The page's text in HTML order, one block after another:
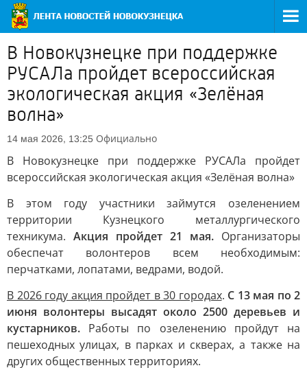
В Новокузнецке при поддержке
РУСАЛа пройдет всероссийская
экологическая акция «Зелёная
волна»
14 мая 2026, 13:25 Официально
В Новокузнецке при поддержке РУСАЛа пройдет
всероссийская экологическая акция «Зелёная волна»
В этом году участники займутся озеленением
территории Кузнецкого металлургического
техникума. Акция пройдет 21 мая. Организаторы
обеспечат волонтеров всем необходимым:
перчатками, лопатами, ведрами, водой.
В 2026 году акция пройдет в 30 городах. С 13 мая по 2
июня волонтеры высадят около 2500 деревьев и
кустарников. Работы по озеленению пройдут на
пешеходных улицах, в парках и скверах, а также на
других общественных территориях.